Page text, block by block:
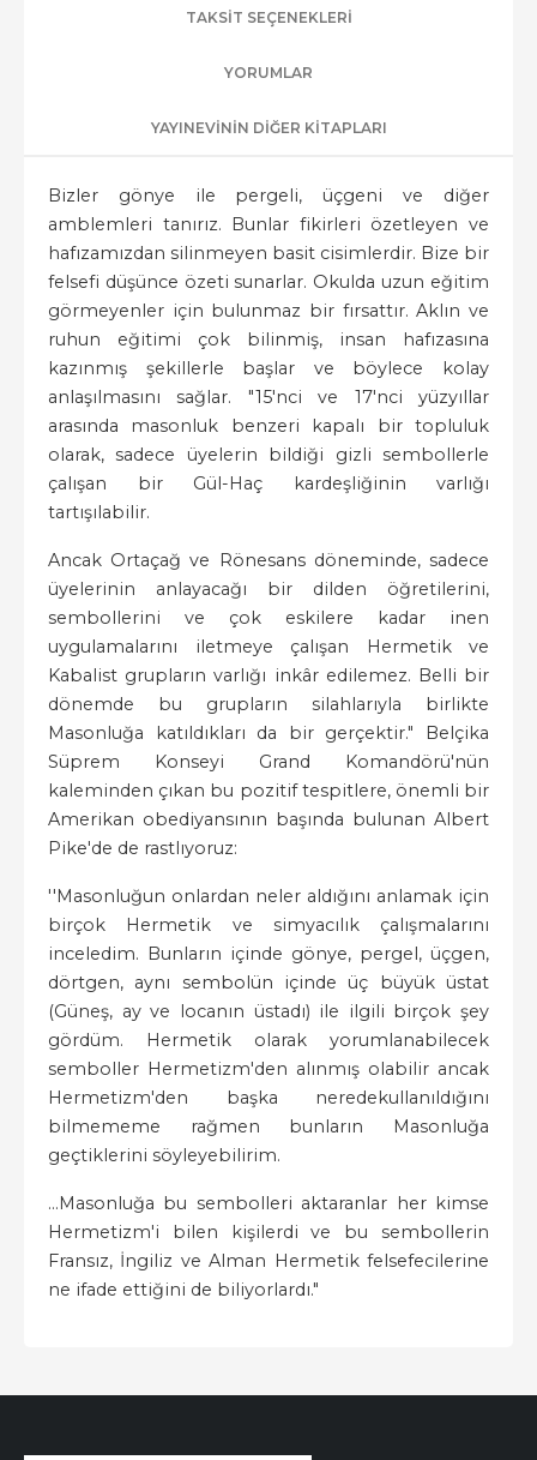
TAKSIT SEÇENEKLERI
YORUMLAR
YAYINEVININ DIĞER KITAPLARI
Bizler gönye ile pergeli, üçgeni ve diğer
amblemleri tanırız. Bunlar fikirleri özetleyen ve
hafızamızdan silinmeyen basit cisimlerdir. Bize bir
felsefi düşünce özeti sunarlar. Okulda uzun eğitim
görmeyenler için bulunmaz bir fırsattır. Aklın ve
ruhun eğitimi çok bilinmiş, insan hafızasına
kazınmış şekillerle başlar ve böylece kolay
anlaşılmasını sağlar. "15'nci ve 17'nci yüzyıllar
arasında masonluk benzeri kapalı bir topluluk
olarak, sadece üyelerin bildiği gizli sembollerle
çalışan bir Gül-Haç kardeşliğinin varlığı
tartışılabilir.
Ancak Ortaçağ ve Rönesans döneminde, sadece
üyelerinin anlayacağı bir dilden öğretilerini,
sembollerini ve çok eskilere kadar inen
uygulamalarını iletmeye çalışan Hermetik ve
Kabalist grupların varlığı inkâr edilemez. Belli bir
dönemde bu grupların silahlarıyla birlikte
Masonluğa katıldıkları da bir gerçektir." Belçika
Süprem Konseyi Grand Komandörü'nün
kaleminden çıkan bu pozitif tespitlere, önemli bir
Amerikan obediyansının başında bulunan Albert
Pike'de de rastlıyoruz:
''Masonluğun onlardan neler aldığını anlamak için
birçok Hermetik ve simyacılık çalışmalarını
inceledim. Bunların içinde gönye, pergel, üçgen,
dörtgen, aynı sembolün içinde üç büyük üstat
(Güneş, ay ve locanın üstadı) ile ilgili birçok şey
gördüm. Hermetik olarak yorumlanabilecek
semboller Hermetizm'den alınmış olabilir ancak
Hermetizm'den başka neredekullanıldığını
bilmememe rağmen bunların Masonluğa
geçtiklerini söyleyebilirim.
…Masonluğa bu sembolleri aktaranlar her kimse
Hermetizm'i bilen kişilerdi ve bu sembollerin
Fransız, İngiliz ve Alman Hermetik felsefecilerine
ne ifade ettiğini de biliyorlardı."